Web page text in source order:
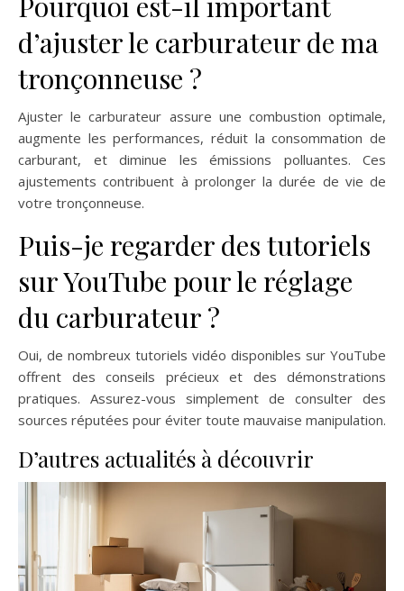
d’ajuster le carburateur de ma
tronçonneuse ?
Ajuster le carburateur assure une combustion optimale,
augmente les performances, réduit la consommation de
carburant, et diminue les émissions polluantes. Ces
ajustements contribuent à prolonger la durée de vie de
votre tronçonneuse.
Puis-je regarder des tutoriels
sur YouTube pour le réglage
du carburateur ?
Oui, de nombreux tutoriels vidéo disponibles sur YouTube
offrent des conseils précieux et des démonstrations
pratiques. Assurez-vous simplement de consulter des
sources réputées pour éviter toute mauvaise manipulation.
D’autres actualités à découvrir